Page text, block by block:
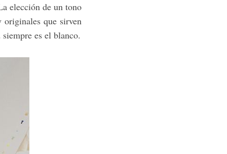
elección de un tono
originales que sirven
es el blanco.